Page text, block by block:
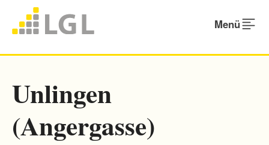
Menü
Unlingen
(Angergasse)